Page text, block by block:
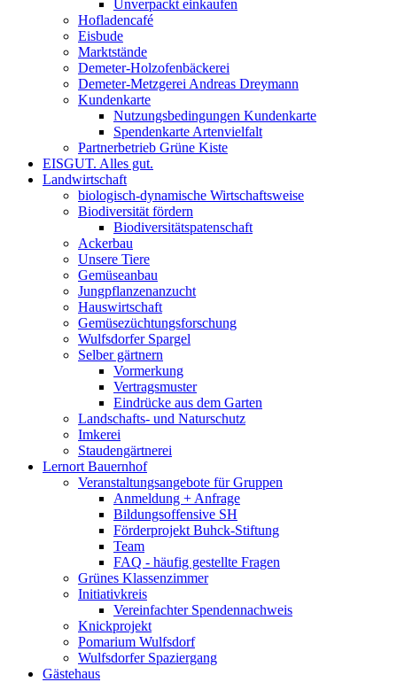
Unverpackt einkaufen
Hofladencafé
Eisbude
Marktstände
Demeter-Holzofenbäckerei
Demeter-Metzgerei Andreas Dreymann
Kundenkarte
Nutzungsbedingungen Kundenkarte
Spendenkarte Artenvielfalt
Partnerbetrieb Grüne Kiste
EISGUT. Alles gut.
Landwirtschaft
biologisch-dynamische Wirtschaftsweise
Biodiversität fördern
Biodiversitätspatenschaft
Ackerbau
Unsere Tiere
Gemüseanbau
Jungpflanzenanzucht
Hauswirtschaft
Gemüsezüchtungsforschung
Wulfsdorfer Spargel
Selber gärtnern
Vormerkung
Vertragsmuster
Eindrücke aus dem Garten
Landschafts- und Naturschutz
Imkerei
Staudengärtnerei
Lernort Bauernhof
Veranstaltungsangebote für Gruppen
Anmeldung + Anfrage
Bildungsoffensive SH
Förderprojekt Buhck-Stiftung
Team
FAQ - häufig gestellte Fragen
Grünes Klassenzimmer
Initiativkreis
Vereinfachter Spendennachweis
Knickprojekt
Pomarium Wulfsdorf
Wulfsdorfer Spaziergang
Gästehaus